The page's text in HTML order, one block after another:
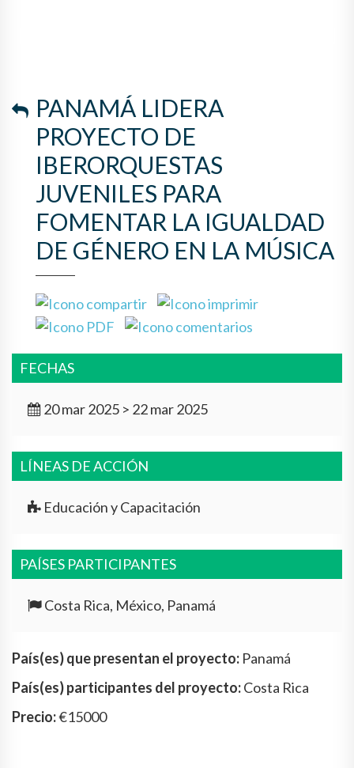
PANAMÁ LIDERA
PROYECTO DE
IBERORQUESTAS
JUVENILES PARA
FOMENTAR LA IGUALDAD
DE GÉNERO EN LA MÚSICA
FECHAS
20 mar 2025 > 22 mar 2025
LÍNEAS DE ACCIÓN
Educación y Capacitación
PAÍSES PARTICIPANTES
Costa Rica, México, Panamá
País(es) que presentan el proyecto: Panamá
País(es) participantes del proyecto:Costa Rica
Precio:€15000